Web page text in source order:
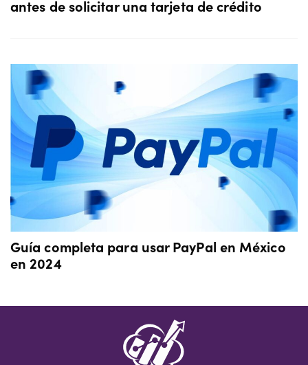
antes de solicitar una tarjeta de crédito
Guía completa para usar PayPal en México
en 2024